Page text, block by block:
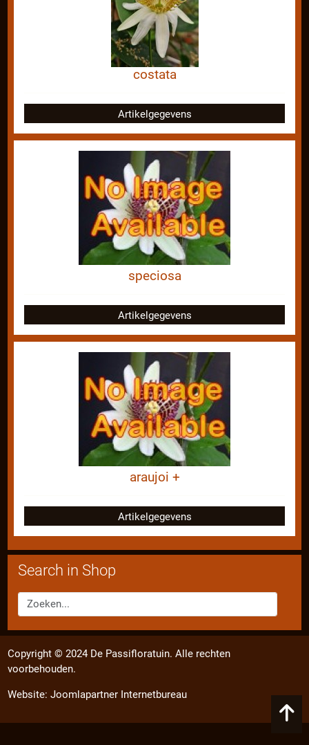
costata
Artikelgegevens
speciosa
Artikelgegevens
araujoi +
Artikelgegevens
Search in Shop
Copyright © 2024 De Passifloratuin. Alle rechten
voorbehouden.
Website:Joomlapartner Internetbureau